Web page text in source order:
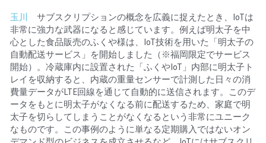
玉川 サブスクリプションの概念を広義に捉えたとき、IoTは
非常に強力な武器になると感じています。例えば明太子を中
心とした食品販売のふくや様は、IoT技術を用いた「明太子の
自動配送サービス」を開始しました（※福岡限定でサービス
開始）。冷蔵庫内に設置された「ふくやIoT」内部に明太子ト
レイを収納すると、内蔵の重量センサーで計測した日々の消
費量データがLTE回線を通じて自動的に送信されます。このデ
ータをもとに明太子がなくなる前に配送するため、家庭で明
太子を切らしてしまうことがなくなるという非常にユニーク
なものです。この事例のように単なる定期購入ではないオン